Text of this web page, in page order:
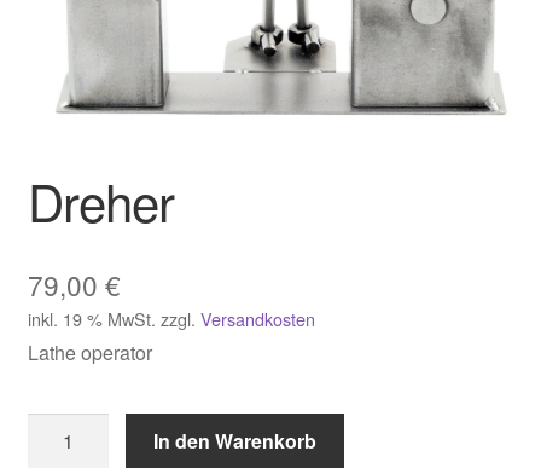
Dreher
79,00 €
inkl. 19 % MwSt. zzgl. Versandkosten
Lathe operator
Menge
In den Warenkorb